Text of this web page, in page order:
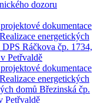
dozoru
dokumentace
energetických
Ráčkova čp. 1734,
Petřvaldě
dokumentace
energetických
domů Březinská čp.
Petřvaldě